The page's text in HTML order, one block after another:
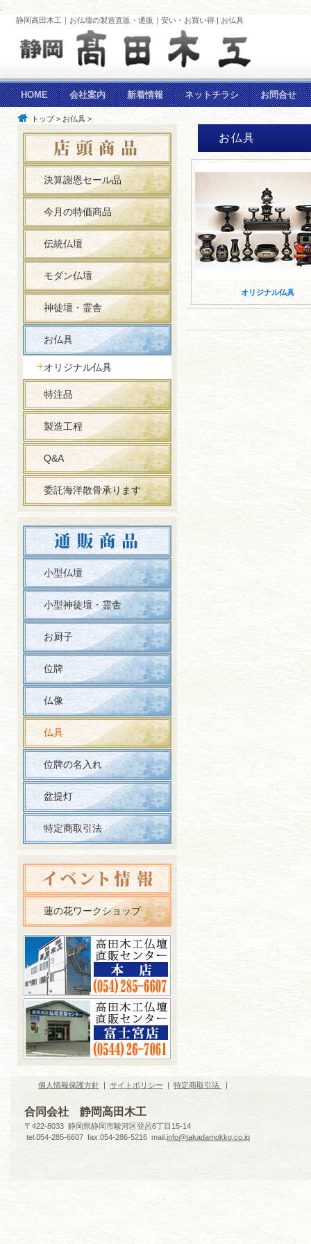
静岡高田木工｜お仏壇の製造直販・通販｜安い・お買い得 | お仏具
HOME 会社案内 新着情報 ネットチラシ お問合せ
トップ> お仏具 >
お仏具
オリジナル仏具
決算謝恩セール品
今月の特価商品
伝統仏壇
モダン仏壇
神徒壇・霊舎
お仏具
オリジナル仏具
特注品
製造工程
Q&A
委託海洋散骨承ります
小型仏壇
小型神徒壇・霊舎
お厨子
位牌
仏像
仏具
位牌の名入れ
盆提灯
特定商取引法
蓮の花ワークショップ
個人情報保護方針 | サイトポリシー | 特定商取引法 |
合同会社 静岡高田木工
〒422-8033 静岡県静岡市駿河区登呂6丁目15-14
tel.054-285-6607 fax.054-286-5216 mail. info@takadamokko.co.jp